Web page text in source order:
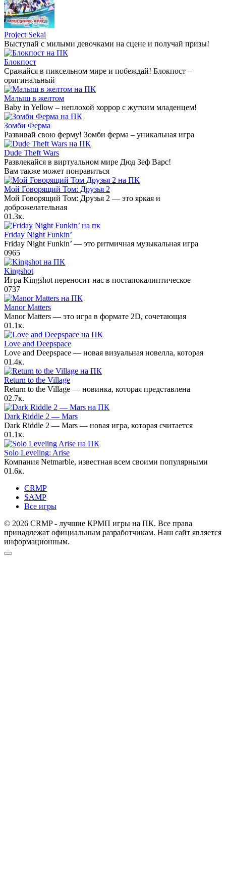
Project Sekai
Выступай с милыми девочками на сцене и получай призы!
Блокпост
Сражайся в пиксельном мире и побеждай! Блокпост –
оригинальный
Малыш в желтом
Baby in Yellow – неплохой хоррор с жутким младенцем!
Зомби Ферма
Развивай свою ферму! Зомби ферма – уникальная игра
Dude Theft Wars
Развлекайся в виртуальном мире Дюд Зеф Варс!
Вам также может понравиться
Мой Говорящий Том: Друзья 2
Мой Говорящий Том: Друзья 2 — это яркая и
доброжелательная
01.3к.
Friday Night Funkin’
Friday Night Funkin’ — это ритмичная музыкальная игра
0965
Kingshot
Игра Kingshot переносит нас в постапокалиптическое
0737
Manor Matters
Manor Matters — это игра в формате 2D, сочетающая
01.1к.
Love and Deepspace
Love and Deepspace — новая визуальная новелла, которая
01.4к.
Return to the Village
Return to the Village — новинка, которая представлена
02.7к.
Dark Riddle 2 — Mars
Dark Riddle 2 — Mars — новая игра, которая считается
01.1к.
Solo Leveling: Arise
Компания Netmarble, известная всем своими популярными
01.6к.
CRMP
SAMP
Все игры
© 2026 CRMP - лучшие КРМП игры на ПК. Все права
принадлежат официальным разработчикам. Наш сайт является
информационным.